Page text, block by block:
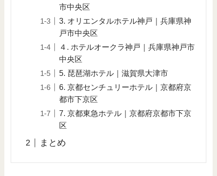
市中央区
3. オリエンタルホテル神戸｜兵庫県神
戸市中央区
４. ホテルオークラ神戸｜兵庫県神戸市
中央区
5. 琵琶湖ホテル｜滋賀県大津市
6. 京都センチュリーホテル｜京都府京
都市下京区
7. 京都東急ホテル｜京都府京都市下京
区
まとめ